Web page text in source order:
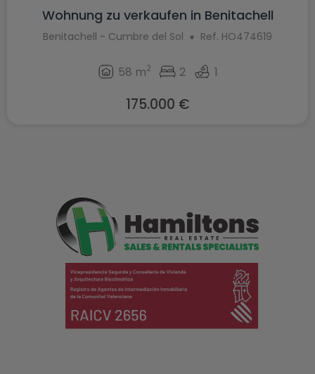
Wohnung zu verkaufen in Benitachell
Benitachell - Cumbre del Sol Ref. HO474619
58 m2 2 1
175.000 €